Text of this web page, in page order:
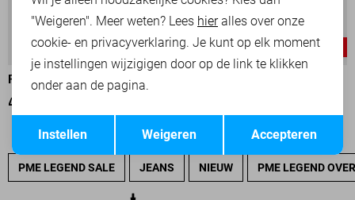
-30%
PME LEGEND POLO
49,00
PME LEGEND SALE JEANS NIEUW PME LEGEND
Opslaan
"Weigeren". Meer weten? Lees hieralles over onze
cookie- en privacyverklaring. Je kunt op elk moment
je instellingen wijzigigen door op de link te klikken
onder aan de pagina.
Accepteren
Weigeren
Instellen